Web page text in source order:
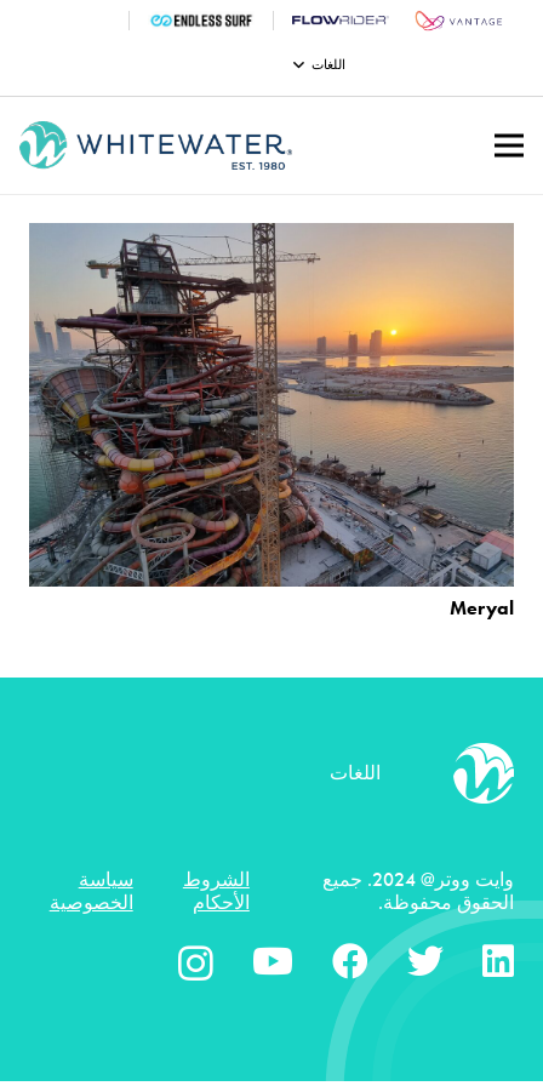
اللغات
Meryal
اللغات
وايت ووتر@ 2024. جميع
الحقوق محفوظة.
الشروط
الأحكام
سياسة
الخصوصية